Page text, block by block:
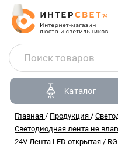
Каталог
Главная / Продукция /
Светодиодная лента не
24V Лента LED открытая /